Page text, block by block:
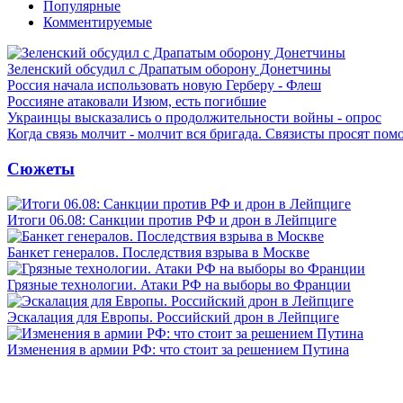
Популярные
Комментируемые
Зеленский обсудил с Драпатым оборону Донетчины
Россия начала использовать новую Герберу - Флеш
Россияне атаковали Изюм, есть погибшие
Украинцы высказались о продолжительности войны - опрос
Когда связь молчит - молчит вся бригада. Связисты просят
Сюжеты
Итоги 06.08: Санкции против РФ и дрон в Лейпциге
Банкет генералов. Последствия взрыва в Москве
Грязные технологии. Атаки РФ на выборы во Франции
Эскалация для Европы. Российский дрон в Лейпциге
Изменения в армии РФ: что стоит за решением Путина